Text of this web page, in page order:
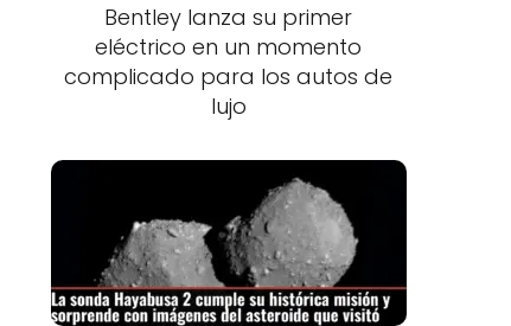
Bentley lanza su primer
eléctrico en un momento
complicado para los autos de
lujo